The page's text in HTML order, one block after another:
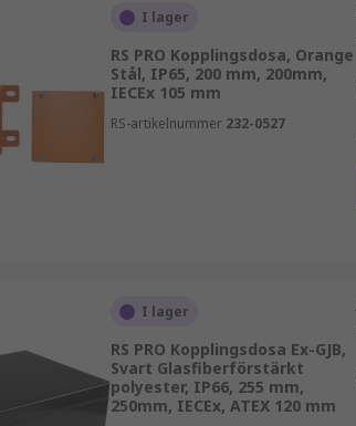
I lager
RS PRO Kopplingsdosa, Orange
Stål, IP65, 200 mm, 200mm,
IECEx 105 mm
RS-artikelnummer 232-0527
I lager
RS PRO Kopplingsdosa Ex-GJB,
Svart Glasfiberförstärkt
polyester, IP66, 255 mm,
250mm, IECEx, ATEX 120 mm